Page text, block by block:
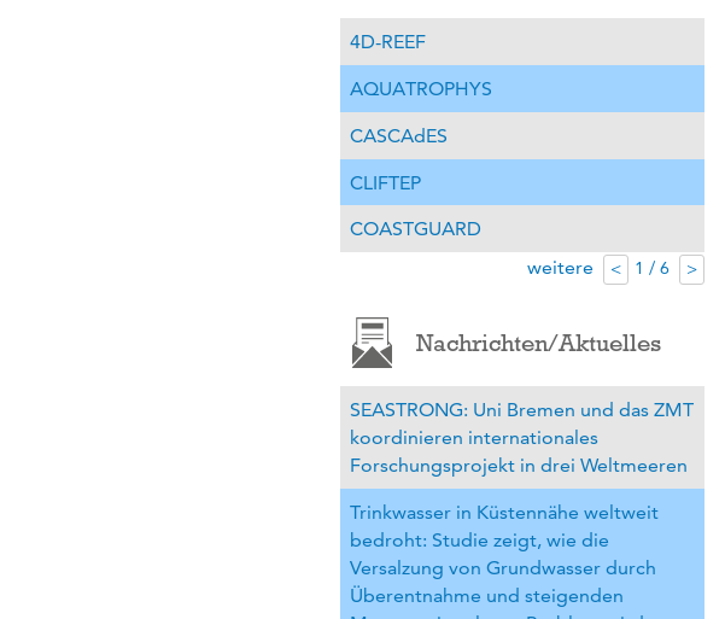
4D-REEF
AQUATROPHYS
CASCAdES
CLIFTEP
COASTGUARD
weitere
< 1 / 6 >
Nachrichten/Aktuelles
SEASTRONG: Uni Bremen und das ZMT
koordinieren internationales
Forschungsprojekt in drei Weltmeeren
Trinkwasser in Küstennähe weltweit
bedroht: Studie zeigt, wie die
Versalzung von Grundwasser durch
Überentnahme und steigenden